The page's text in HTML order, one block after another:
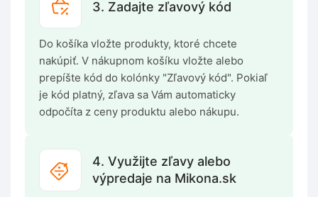
3. Zadajte zľavový kód
Do košíka vložte produkty, ktoré chcete
nakúpiť. V nákupnom košíku vložte alebo
prepíšte kód do kolónky "Zľavový kód". Pokiaľ
je kód platný, zľava sa Vám automaticky
odpočíta z ceny produktu alebo nákupu.
4. Využijte zľavy alebo
výpredaje na Mikona.sk